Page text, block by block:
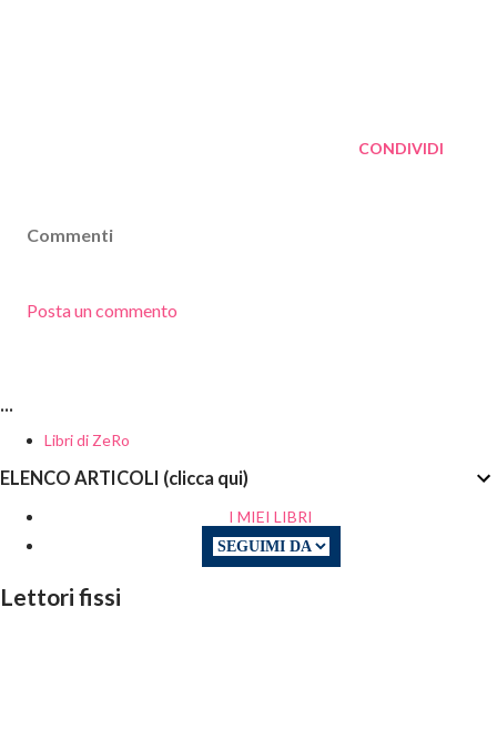
CONDIVIDI
Commenti
Posta un commento
...
Libri di ZeRo
ELENCO ARTICOLI (clicca qui)
I MIEI LIBRI
Lettori fissi